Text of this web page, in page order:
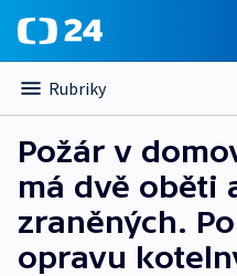
Rubriky
Požár v
má dvě oběti
zraněných.
opravu